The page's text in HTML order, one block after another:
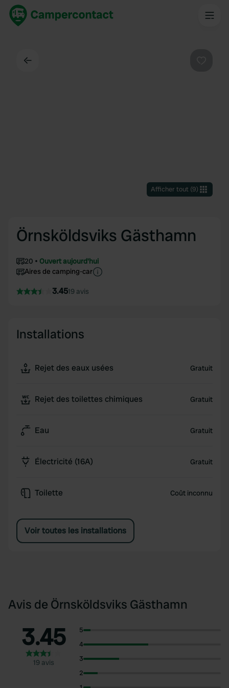
Afficher tout(9)
Örnsköldsviks Gästhamn
20
Ouvert aujourd'hui
Aires de camping-car
3.4519 avis
Installations
Rejet des eaux usées Gratuit
Rejet des toilettes chimiques Gratuit
Eau Gratuit
Électricité (16A) Gratuit
Toilette Coût inconnu
Voir toutes les installations
Avis de Örnsköldsviks Gästhamn
3.45
19 avis
5
4
3
2